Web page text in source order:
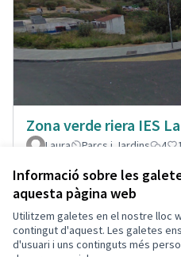
Informació sobre les
aquesta pàgina web
Utilitzem galetes en el nostre lloc
contingut d'aquest. Les galetes
d'usuari i uns continguts més
Zona verde riera IES
Laura
Parcs i Jardins 4 1
Termes i condicions d'ús
Configuració de les galetes
Decidim Calafell a X
Decidim Calafell a Facebook
Decidim Calafell a
Decidim Calafell a